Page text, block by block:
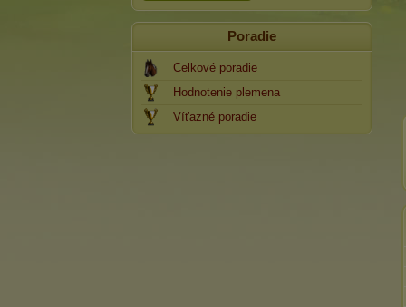
Poradie
Celkové poradie
Hodnotenie plemena
Víťazné poradie